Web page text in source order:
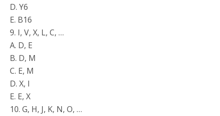
D. Y6
E. B16
9. I, V, X, L, C, …
A. D, E
B. D, M
C. E, M
D. X, I
E. E, X
10. G, H, J, K, N, O, …